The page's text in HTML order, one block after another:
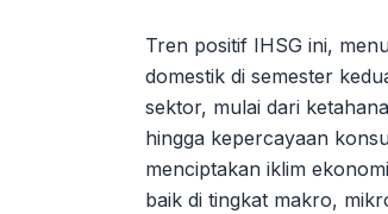
Tren positif IHSG ini,
domestik di semester
sektor, mulai dari
hingga kepercayaan
menciptakan iklim
baik di tingkat makro,